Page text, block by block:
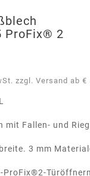
ProFix® 2
zzgl. Versand ab €
mit Fallen- und
3 mm